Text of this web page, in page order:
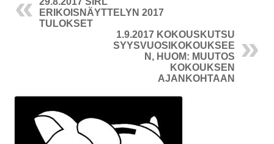
ERIKOISNÄYTTELYN 2017
TULOKSET
1.9.2017 KOKOUSKUTSU
SYYSVUOSIKOKOUKSEE
N, HUOM: MUUTOS
KOKOUKSEN
AJANKOHTAAN